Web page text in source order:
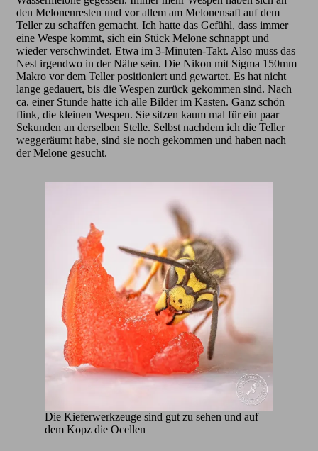
den Melonenresten und vor allem am Melonensaft auf dem
Teller zu schaffen gemacht. Ich hatte das Gefühl, dass immer
eine Wespe kommt, sich ein Stück Melone schnappt und
wieder verschwindet. Etwa im 3-Minuten-Takt. Also muss das
Nest irgendwo in der Nähe sein. Die Nikon mit Sigma 150mm
Makro vor dem Teller positioniert und gewartet. Es hat nicht
lange gedauert, bis die Wespen zurück gekommen sind. Nach
ca. einer Stunde hatte ich alle Bilder im Kasten. Ganz schön
flink, die kleinen Wespen. Sie sitzen kaum mal für ein paar
Sekunden an derselben Stelle. Selbst nachdem ich die Teller
weggeräumt habe, sind sie noch gekommen und haben nach
der Melone gesucht.
Die Kieferwerkzeuge sind gut zu sehen und auf
dem Kopz die Ocellen